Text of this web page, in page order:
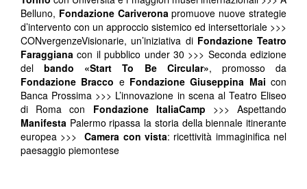
Belluno, Fondazione Cariveronapromuove nuove strategie
d’intervento con un approccio sistemico ed intersettoriale >>>
CONvergenzeVisionarie, un’iniziativa di Fondazione Teatro
Faraggianacon il pubblico under 30 >>> Seconda edizione
delbando «Start To Be Circular», promosso da
Fondazione Bracco e Fondazione Giuseppina Maicon
Banca Prossima >>> L’innovazione in scena al Teatro Eliseo
di Roma con Fondazione ItaliaCamp >>> Aspettando
Manifesta Palermo ripassa la storia della biennale itinerante
europea >>>Camera con vista: ricettività immaginifica nel
paesaggio piemontese